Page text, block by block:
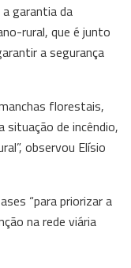
garantia da
rural, que é junto
a segurança
florestais,
situação de incêndio,
observou Elísio
“para priorizar a
na rede viária